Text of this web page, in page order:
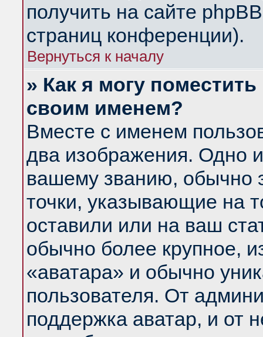
получить на сайте
страниц конференции).
Вернуться к началу
» Как я могу
своим именем?
Вместе с именем
два изображения. Одно
вашему званию, обычно
точки, указывающие на
оставили или на ваш
обычно более крупное,
«аватара» и обычно
пользователя. От
поддержка аватар, и от